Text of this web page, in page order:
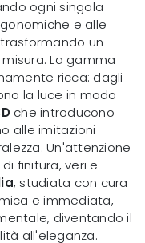
ogni singola
e alle
un
La gamma
ricca: dagli
la luce in modo
che introducono
alle imitazioni
Un'attenzione
finitura, veri e
, studiata con cura
e immediata,
diventando il
all'eleganza.